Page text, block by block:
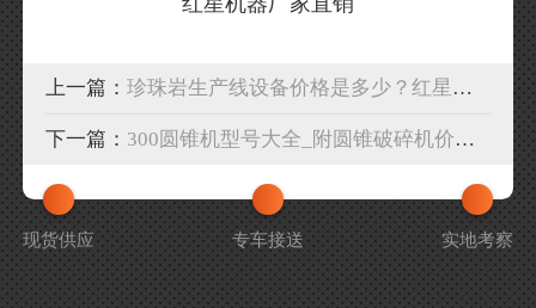
上一篇：珍珠岩生产线设备价格是多少？红星机器设计专属生产线方案
下一篇： 300圆锥机型号大全_附圆锥破碎机价格及视频
现货供应 专车接送 实地考察